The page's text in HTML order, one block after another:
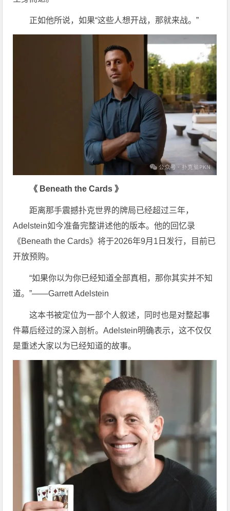
正如他所说，如果“这些人想开战，那就来战。”
《 Beneath the Cards 》
距离那手震撼扑克世界的牌局已经超过三年，
Adelstein如今准备完整讲述他的版本。他的回忆录
《Beneath the Cards》将于2026年9月1日发行，目前已
开放预购。
“如果你以为你已经知道全部真相，那你其实并不知
道。”——Garrett Adelstein
这本书被定位为一部个人叙述，同时也是对整起事
件幕后经过的深入剖析。Adelstein明确表示，这不仅仅
是重述大家以为已经知道的故事。